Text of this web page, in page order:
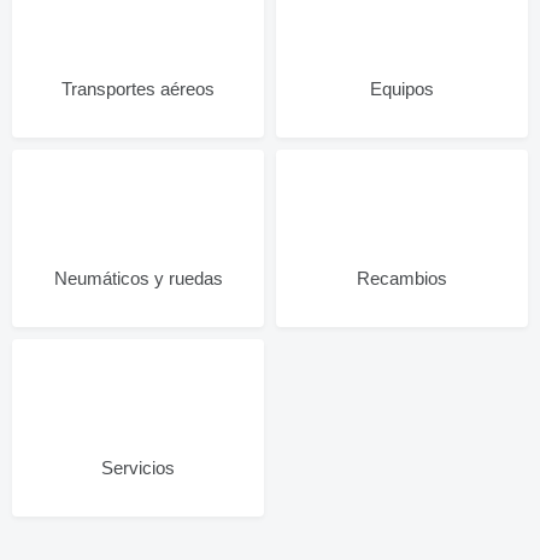
Transportes aéreos Equipos
Neumáticos y ruedas Recambios
Servicios